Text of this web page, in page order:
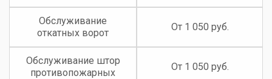
Обслуживание
откатных ворот
От 1 050 руб.
Обслуживание штор
противопожарных
От 1 050 руб.